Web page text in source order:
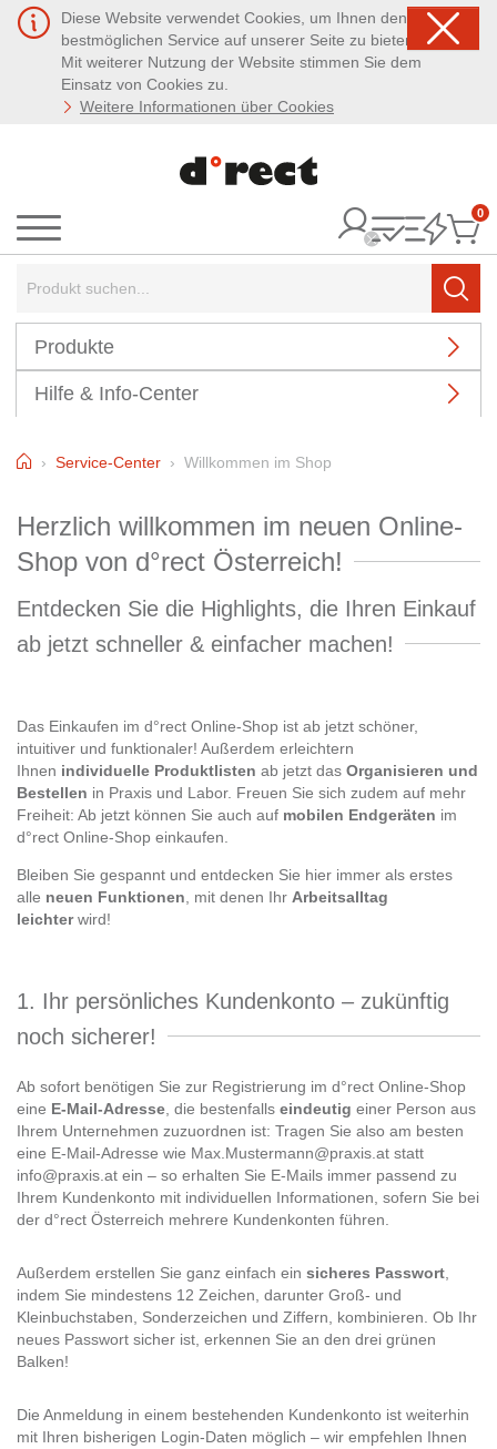
Diese Website verwendet Cookies, um Ihnen den
bestmöglichen Service auf unserer Seite zu bieten.
Mit weiterer Nutzung der Website stimmen Sie dem
Einsatz von Cookies zu.
Weitere Informationen über Cookies
Menü
0
Produkte
Hilfe & Info-Center
HomeService-Center Willkommen im Shop
Herzlich willkommen im neuen Online-
Shop von d°rect Österreich!
Entdecken Sie die Highlights, die Ihren Einkauf
ab jetzt schneller & einfacher machen!
Das Einkaufen im d°rect Online-Shop ist ab jetzt schöner,
intuitiver und funktionaler! Außerdem erleichtern
Ihnen individuelle Produktlisten ab jetzt das Organisieren und
Bestellen in Praxis und Labor. Freuen Sie sich zudem auf mehr
Freiheit: Ab jetzt können Sie auch auf mobilen Endgeräten im
d°rect Online-Shop einkaufen.
Bleiben Sie gespannt und entdecken Sie hier immer als erstes
alle neuen Funktionen , mit denen Ihr Arbeitsalltag
leichterwird!
1. Ihr persönliches Kundenkonto – zukünftig
noch sicherer!
Ab sofort benötigen Sie zur Registrierung im d°rect Online-Shop
eine E-Mail-Adresse , die bestenfalls eindeutig einer Person aus
Ihrem Unternehmen zuzuordnen ist: Tragen Sie also am besten
eine E-Mail-Adresse wie Max.Mustermann@praxis.at statt
info@praxis.at ein – so erhalten Sie E-Mails immer passend zu
Ihrem Kundenkonto mit individuellen Informationen, sofern Sie bei
der d°rect Österreich mehrere Kundenkonten führen.
Außerdem erstellen Sie ganz einfach ein sicheres Passwort
indem Sie mindestens 12 Zeichen, darunter Groß- und
Kleinbuchstaben, Sonderzeichen und Ziffern, kombinieren. Ob Ihr
neues Passwort sicher ist, erkennen Sie an den drei grünen
Balken!
Die Anmeldung in einem bestehenden Kundenkonto ist weiterhin
mit Ihren bisherigen Login-Daten möglich – wir empfehlen Ihnen